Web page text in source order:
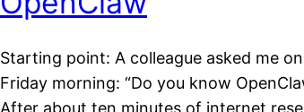
Starting point: A colleague asked me on
Friday morning: “Do you know
After about ten minutes of internet